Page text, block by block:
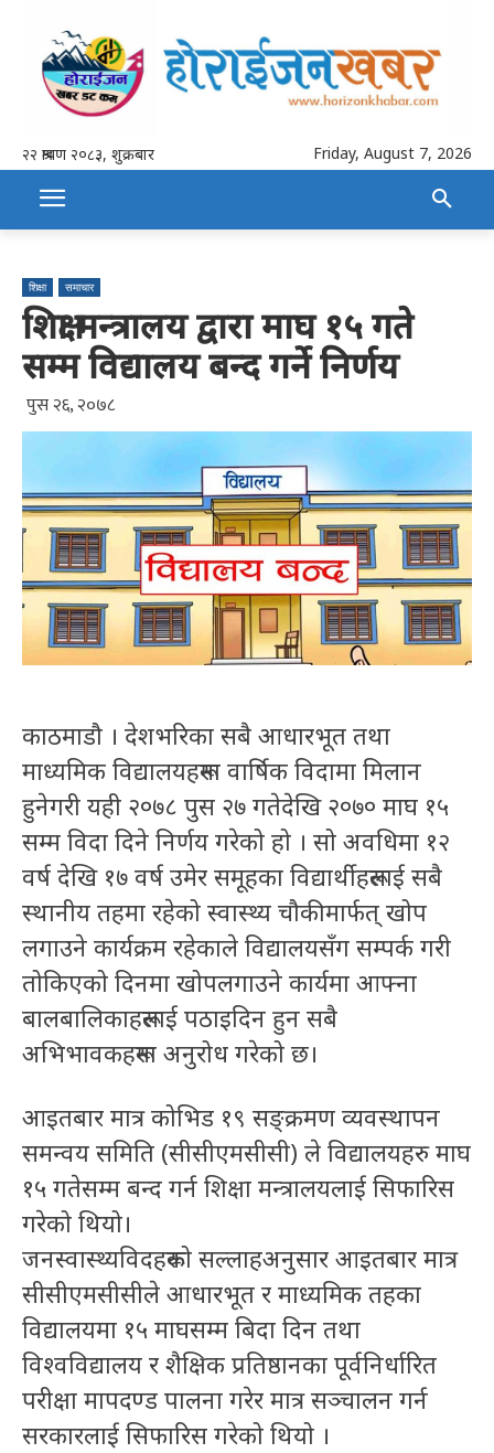
२२ श्रावण २०८३, शुक्रबार Friday, August 7, 2026
शिक्षा समाचार
शिक्षा मन्त्रालय द्वारा माघ १५ गते
सम्म विद्यालय बन्द गर्ने निर्णय
पुस २६, २०७८
काठमाडौ । देशभरिका सबै आधारभूत तथा
माध्यमिक विद्यालयहरूमा वार्षिक विदामा मिलान
हुनेगरी यही २०७८ पुस २७ गतेदेखि २०७० माघ १५
सम्म विदा दिने निर्णय गरेको हो । सो अवधिमा १२
वर्ष देखि १७ वर्ष उमेर समूहका विद्यार्थीहरूलाई सबै
स्थानीय तहमा रहेको स्वास्थ्य चौकीमार्फत् खोप
लगाउने कार्यक्रम रहेकाले विद्यालयसँग सम्पर्क गरी
तोकिएको दिनमा खोपलगाउने कार्यमा आफ्ना
बालबालिकाहरूलाई पठाइदिन हुन सबै
अभिभावकहरूमा अनुरोध गरेको छ।
आइतबार मात्र कोभिड १९ सङ्क्रमण व्यवस्थापन
समन्वय समिति (सीसीएमसीसी) ले विद्यालयहरु माघ
१५ गतेसम्म बन्द गर्न शिक्षा मन्त्रालयलाई सिफारिस
गरेको थियो।
जनस्वास्थ्यविदहरूको सल्लाहअनुसार आइतबार मात्र
सीसीएमसीसीले आधारभूत र माध्यमिक तहका
विद्यालयमा १५ माघसम्म बिदा दिन तथा
विश्वविद्यालय र शैक्षिक प्रतिष्ठानका पूर्वनिर्धारित
परीक्षा मापदण्ड पालना गरेर मात्र सञ्चालन गर्न
सरकारलाई सिफारिस गरेको थियो ।